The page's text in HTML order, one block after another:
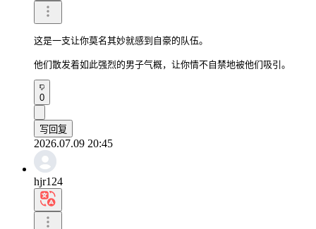
这是一支让你莫名其妙就感到自豪的队伍。
他们散发着如此强烈的男子气概，让你情不自禁地被他们吸引。
0
写回复
2026.07.09 20:45
hjr124